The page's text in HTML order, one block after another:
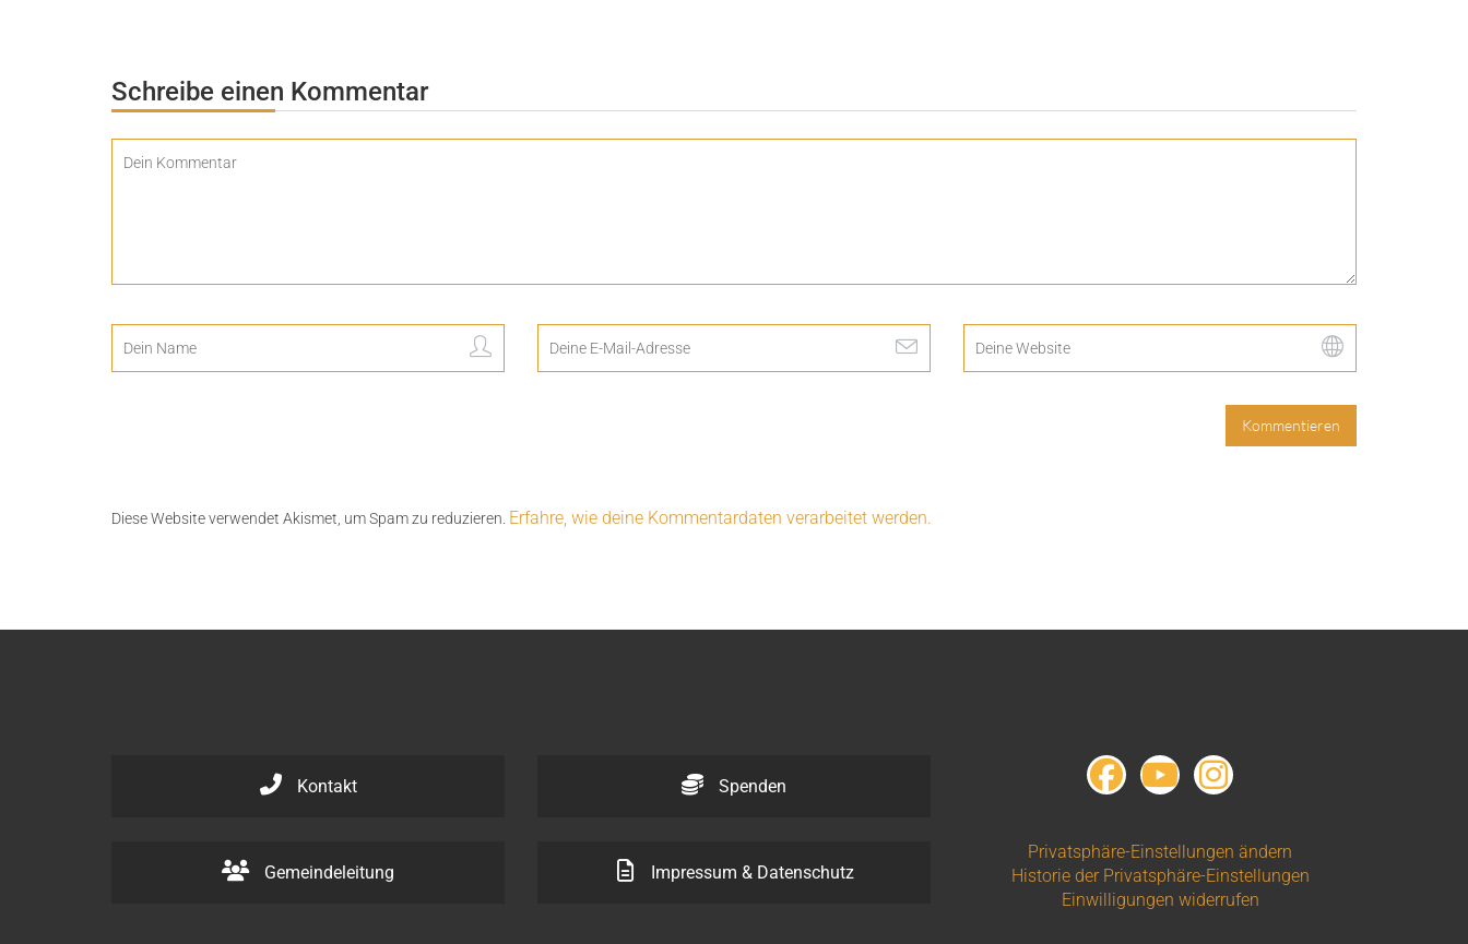
Schreibe einen Kommentar
Diese Website verwendet Akismet, um Spam zu reduzieren. Erfahre, wie deine Kommentardaten verarbeitet werden.
Kontakt
Gemeindeleitung
Spenden
Impressum & Datenschutz
Privatsphäre-Einstellungen ändern
Historie der Privatsphäre-Einstellungen
Einwilligungen widerrufen